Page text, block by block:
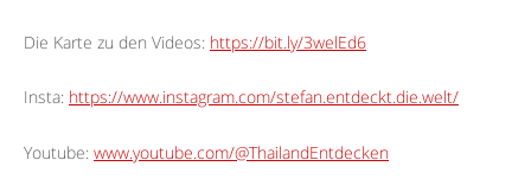
Die Karte zu den Videos: https://bit.ly/3welEd6
Insta: https://www.instagram.com/stefan.entdeckt.die.welt/
Youtube: www.youtube.com/@ThailandEntdecken